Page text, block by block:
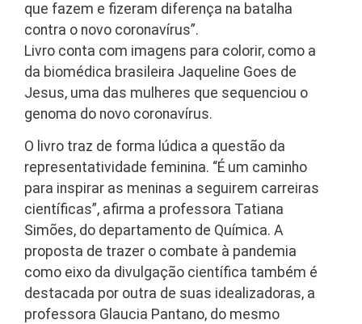
que fazem e fizeram diferença na batalha
contra o novo coronavírus”.
Livro conta com imagens para colorir, como a
da biomédica brasileira Jaqueline Goes de
Jesus, uma das mulheres que sequenciou o
genoma do novo coronavírus.
O livro traz de forma lúdica a questão da
representatividade feminina. “É um caminho
para inspirar as meninas a seguirem carreiras
científicas”, afirma a professora Tatiana
Simões, do departamento de Química. A
proposta de trazer o combate à pandemia
como eixo da divulgação científica também é
destacada por outra de suas idealizadoras, a
professora Glaucia Pantano, do mesmo